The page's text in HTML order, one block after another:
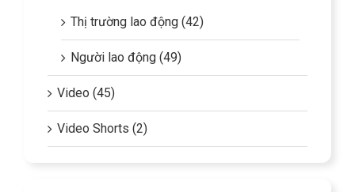
Thị trường lao động (42)
Người lao động (49)
Video (45)
Video Shorts (2)